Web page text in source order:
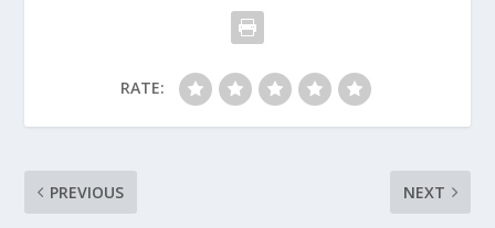
RATE:
PREVIOUS NEXT